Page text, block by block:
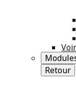
Retour